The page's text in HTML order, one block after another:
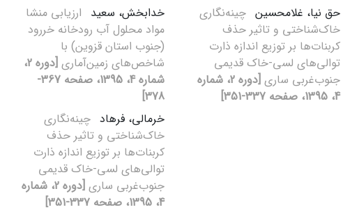
حق نیا، غلامحسین چینه‌نگاری
خاک‌شناختی و تاثیر حذف
کربنات‌ها بر توزیع اندازه ذارت
توالی‌های لسی-خاک قدیمی
جنوب‌غربی ساری
[دوره 2، شماره
4، 1395، صفحه 337-351]
خدابخش، سعید ارزیابی منشا
مواد محلول آب رودخانه خررود
(جنوب استان قزوین) با
شاخص‌های زمین‌آماری
[دوره 2،
شماره 4، 1395، صفحه 367-
378]
خرمالی، فرهاد چینه‌نگاری
خاک‌شناختی و تاثیر حذف
کربنات‌ها بر توزیع اندازه ذارت
توالی‌های لسی-خاک قدیمی
جنوب‌غربی ساری
[دوره 2، شماره
4، 1395، صفحه 337-351]